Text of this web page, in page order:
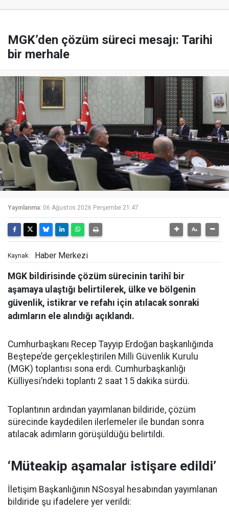
MGK’den çözüm süreci mesajı: Tarihi
bir merhale
Yayınlanma: 06 Ağustos 2026 Perşembe 21:47
Kaynak: Haber Merkezi
MGK bildirisinde çözüm sürecinin tarihî bir
aşamaya ulaştığı belirtilerek, ülke ve bölgenin
güvenlik, istikrar ve refahı için atılacak sonraki
adımların ele alındığı açıklandı.
Cumhurbaşkanı Recep Tayyip Erdoğan başkanlığında
Beştepe’de gerçekleştirilen Milli Güvenlik Kurulu
(MGK) toplantısı sona erdi. Cumhurbaşkanlığı
Külliyesi’ndeki toplantı 2 saat 15 dakika sürdü.
Toplantının ardından yayımlanan bildiride, çözüm
sürecinde kaydedilen ilerlemeler ile bundan sonra
atılacak adımların görüşüldüğü belirtildi.
‘Müteakip aşamalar istişare edildi’
İletişim Başkanlığının NSosyal hesabından yayımlanan
bildiride şu ifadelere yer verildi: